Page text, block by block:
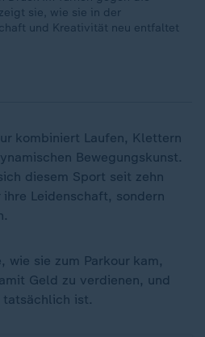
sie, wie sie in der
und Kreativität neu entfaltet
kombiniert Laufen, Klettern
Bewegungskunst.
diesem Sport seit zehn
Leidenschaft, sondern
sie zum Parkour kam,
Geld zu verdienen, und
tatsächlich ist.